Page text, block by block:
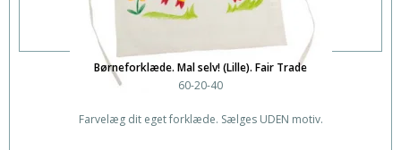
Børneforklæde. Mal selv! (Lille). Fair Trade
60-20-40
Farvelæg dit eget forklæde. Sælges UDEN motiv.